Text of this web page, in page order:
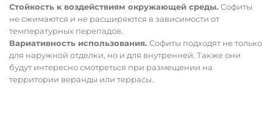
Стойкость к воздействиям окружающей среды. Софиты
не сжимаются и не расширяются в зависимости от
температурных перепадов.
Вариативность использования. Софиты подходят не только
для наружной отделки, но и для внутренней. Также они
будут интересно смотреться при размещении на
территории веранды или террасы.